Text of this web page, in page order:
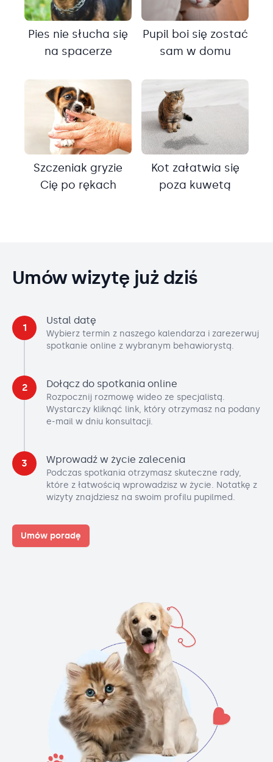
Pies nie słucha się
na spacerze
Pupil boi się zostać
sam w domu
Szczeniak gryzie
Cię po rękach
Kot załatwia się
poza kuwetą
Umów wizytę już dziś
1
Ustal datę
Wybierz termin z naszego kalendarza i zarezerwuj
spotkanie online z wybranym behawiorystą.
2 Dołącz do spotkania online
Rozpocznij rozmowę wideo ze specjalistą.
Wystarczy kliknąć link, który otrzymasz na podany
e-mail w dniu konsultacji.
3 Wprowadź w życie zalecenia
Podczas spotkania otrzymasz skuteczne rady,
które z łatwością wprowadzisz w życie. Notatkę z
wizyty znajdziesz na swoim profilu pupilmed.
Umów poradę